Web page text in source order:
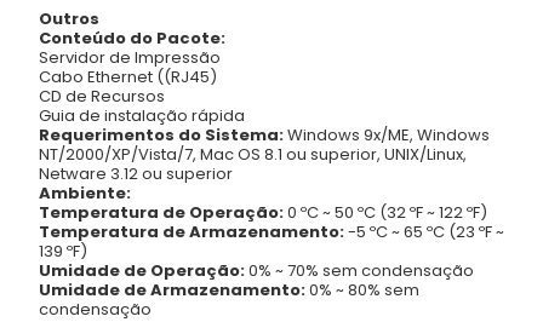
Outros
Conteúdo do Pacote:
Servidor de Impressão
Cabo Ethernet ((RJ45)
CD de Recursos
Guia de instalação rápida
Requerimentos do Sistema:Windows 9x/ME, Windows
NT/2000/XP/Vista/7, Mac OS 8.1 ou superior, UNIX/Linux,
Netware 3.12 ou superior
Ambiente:
Temperatura de Operação:0 ºC ~ 50 ºC (32 ºF ~ 122 ºF)
Temperatura de Armazenamento:-5 ºC ~ 65 ºC (23 ºF ~
139 ºF)
Umidade de Operação:0% ~ 70% sem condensação
Umidade de Armazenamento:0% ~ 80% sem
condensação